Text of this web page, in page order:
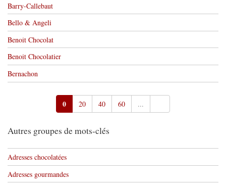
Barry-Callebaut
Bello & Angeli
Benoit Chocolat
Benoit Chocolatier
Bernachon
0 20 40 60 ...
Autres groupes de mots-clés
Adresses chocolatées
Adresses gourmandes